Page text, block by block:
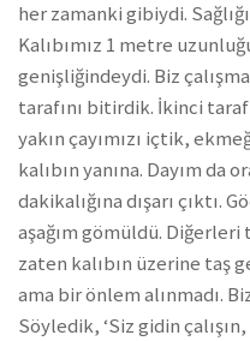
her zamanki gibiydi.
Kalıbımız 1 metre
genişliğindeydi. Biz
tarafını bitirdik. İkinci
yakın çayımızı içtik,
kalıbın yanına. Dayım da
dakikalığına dışarı çıktı.
aşağım gömüldü.
zaten kalıbın üzerine taş
ama bir önlem alınmadı.
Söyledik, ‘Siz gidin